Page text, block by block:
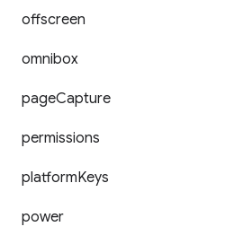
offscreen
omnibox
pageCapture
permissions
platformKeys
power